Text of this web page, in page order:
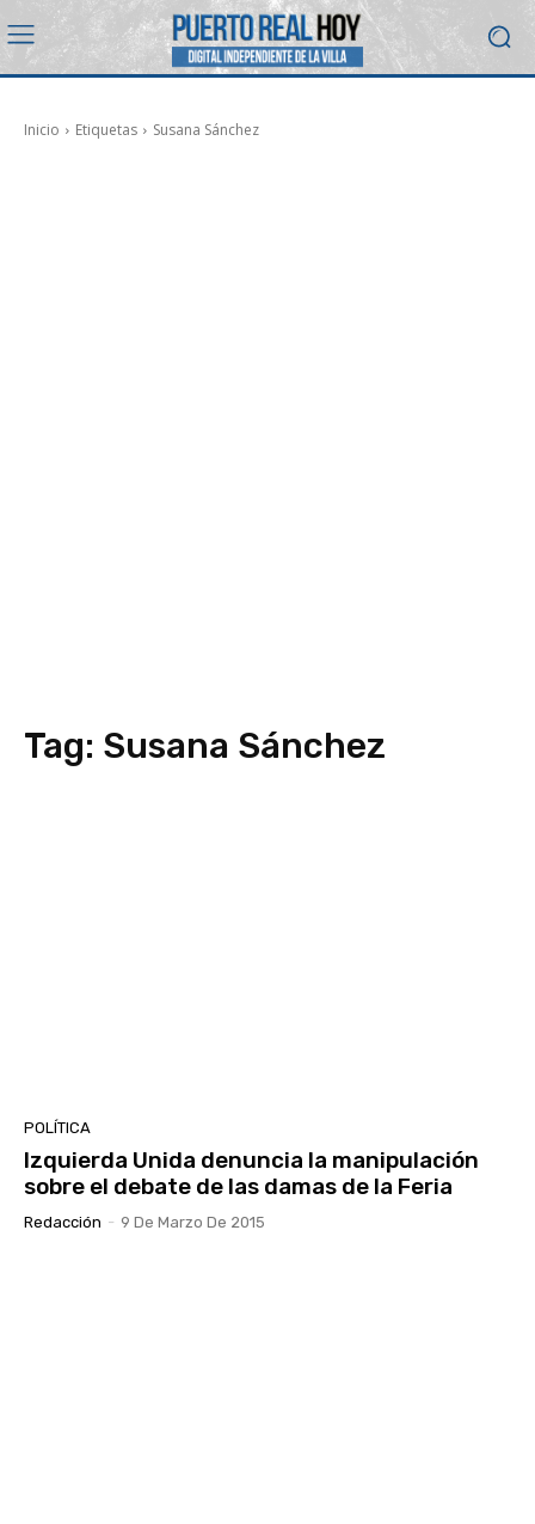
Inicio Etiquetas Susana Sánchez
Tag: Susana Sánchez
POLÍTICA
Izquierda Unida denuncia la manipulación
sobre el debate de las damas de la Feria
Redacción - 9 De Marzo De 2015